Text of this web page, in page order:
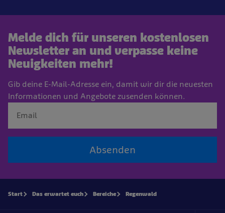
Melde dich für unseren kostenlosen
Newsletter an und verpasse keine
Neuigkeiten mehr!
Gib deine E-Mail-Adresse ein, damit wir dir die neuesten
Informationen und Angebote zusenden können.
Absenden
Start Das erwartet euch Bereiche Regenwald